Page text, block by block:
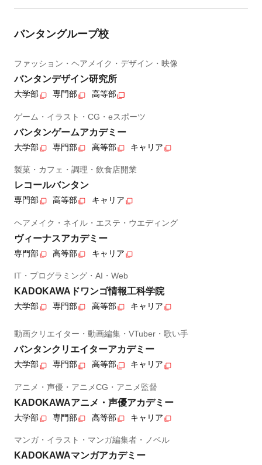
バンタングループ校
ファッション・ヘアメイク・デザイン・映像
バンタンデザイン研究所
大学部 専門部 高等部
ゲーム・イラスト・CG・eスポーツ
バンタンゲームアカデミー
大学部 専門部 高等部 キャリア
製菓・カフェ・調理・飲食店開業
レコールバンタン
専門部 高等部 キャリア
ヘアメイク・ネイル・エステ・ウエディング
ヴィーナスアカデミー
専門部 高等部 キャリア
IT・プログラミング・AI・Web
KADOKAWAドワンゴ情報工科学院
大学部 専門部 高等部 キャリア
動画クリエイター・動画編集・VTuber・歌い手
バンタンクリエイターアカデミー
大学部 専門部 高等部 キャリア
アニメ・声優・アニメCG・アニメ監督
KADOKAWAアニメ・声優アカデミー
大学部 専門部 高等部 キャリア
マンガ・イラスト・マンガ編集者・ノベル
KADOKAWAマンガアカデミー